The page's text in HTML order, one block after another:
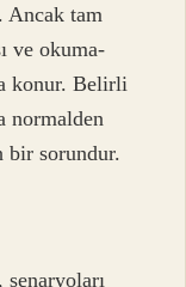
Ancak tam
ve okuma-
konur. Belirli
normalden
bir sorundur.